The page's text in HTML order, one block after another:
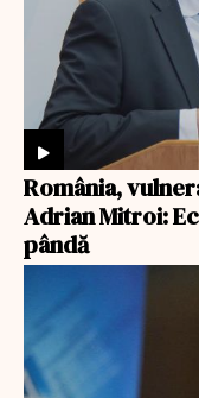
România,
Adrian Mitroi:
pândă